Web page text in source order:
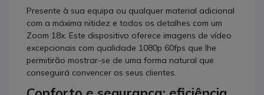
Presente à sua equipa ou qualquer material adicional
com a máxima nitidez e todos os detalhes com um
Zoom 18x. Este dispositivo oferece imagens de vídeo
excepcionais com qualidade 1080p 60fps que lhe
permitirão mostrar-se de uma forma natural que
conseguirá convencer os seus clientes.